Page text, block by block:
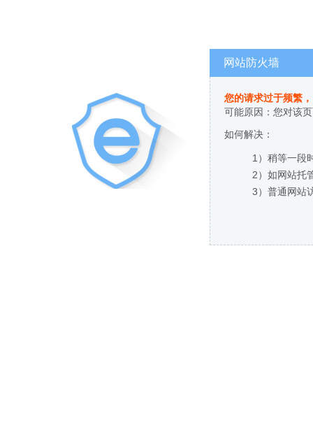
网站防火墙
您的请求过于频繁
可能原因：您对该
如何解决：
1）稍等一段
2）如网站托
3）普通网站